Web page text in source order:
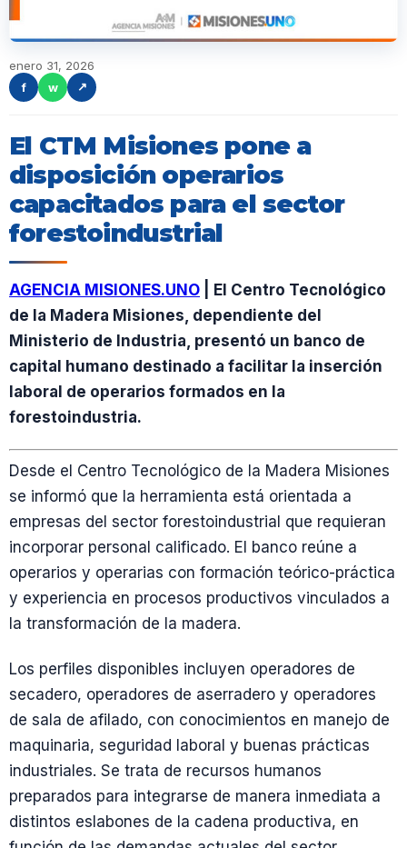
enero 31, 2026
f
w ↗
El CTM Misiones pone a
disposición operarios
capacitados para el sector
forestoindustrial
AGENCIA MISIONES.UNO | El Centro Tecnológico
de la Madera Misiones, dependiente del
Ministerio de Industria, presentó un banco de
capital humano destinado a facilitar la inserción
laboral de operarios formados en la
forestoindustria.
Desde el Centro Tecnológico de la Madera Misiones
se informó que la herramienta está orientada a
empresas del sector forestoindustrial que requieran
incorporar personal calificado. El banco reúne a
operarios y operarias con formación teórico-práctica
y experiencia en procesos productivos vinculados a
la transformación de la madera.
Los perfiles disponibles incluyen operadores de
secadero, operadores de aserradero y operadores
de sala de afilado, con conocimientos en manejo de
maquinaria, seguridad laboral y buenas prácticas
industriales. Se trata de recursos humanos
preparados para integrarse de manera inmediata a
distintos eslabones de la cadena productiva, en